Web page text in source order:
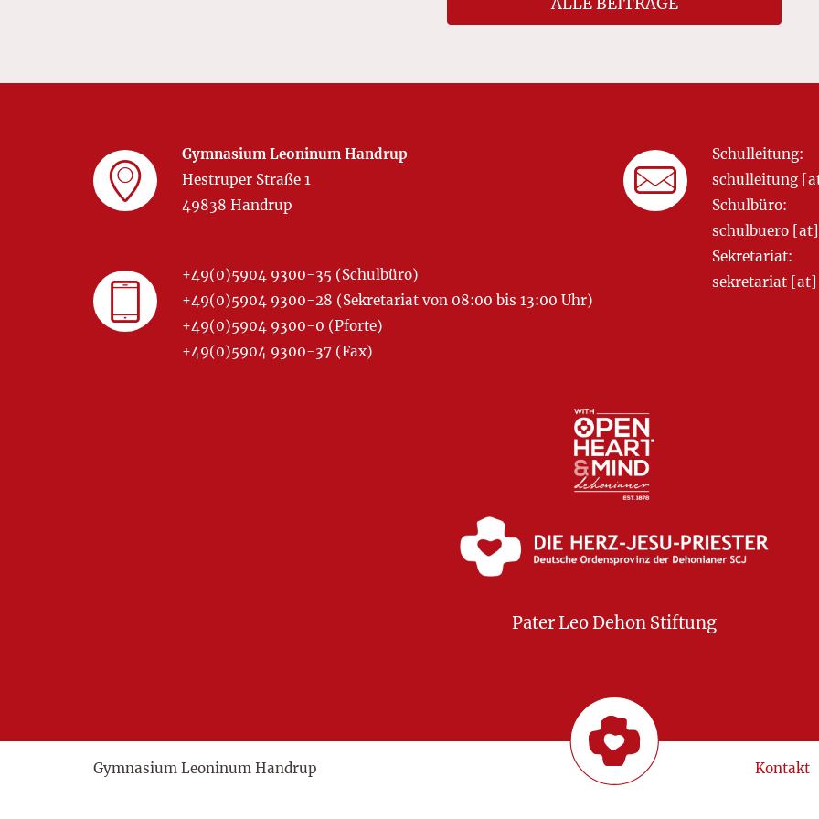
Gymnasium Leoninum Handrup
Hestruper Straße 1
49838 Handrup
+49(0)5904 9300-35 (Schulbüro)
+49(0)5904 9300-28 (Sekretariat von 08:00 bis 13:00 Uhr)
+49(0)5904 9300-0 (Pforte)
+49(0)5904 9300-37 (Fax)
Schulleitung:
schulleitung
Schulbüro:
schulbuero
Sekretariat:
sekretariat
Pater Leo Dehon Stiftung
Kontakt
Gymnasium Leoninum Handrup